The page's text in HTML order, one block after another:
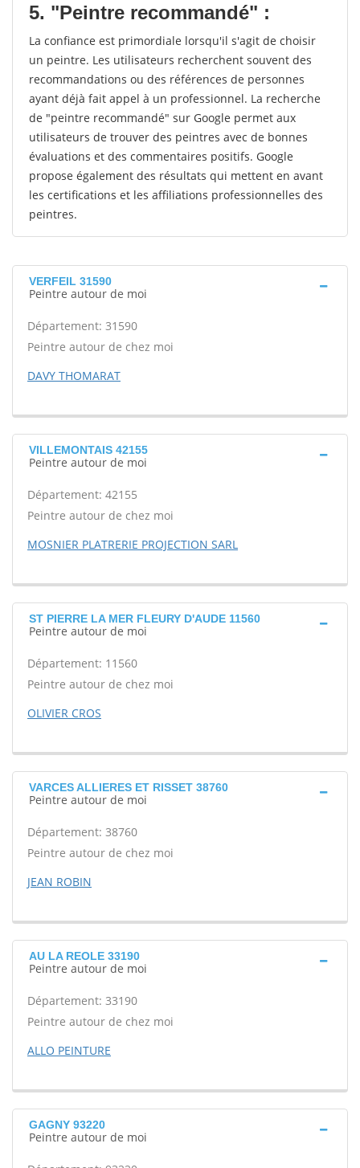
5. "Peintre recommandé" :
La confiance est primordiale lorsqu'il s'agit de choisir
un peintre. Les utilisateurs recherchent souvent des
recommandations ou des références de personnes
ayant déjà fait appel à un professionnel. La recherche
de "peintre recommandé" sur Google permet aux
utilisateurs de trouver des peintres avec de bonnes
évaluations et des commentaires positifs. Google
propose également des résultats qui mettent en avant
les certifications et les affiliations professionnelles des
peintres.
VERFEIL 31590
Peintre autour de moi
Département: 31590
Peintre autour de chez moi
DAVY THOMARAT
VILLEMONTAIS 42155
Peintre autour de moi
Département: 42155
Peintre autour de chez moi
MOSNIER PLATRERIE PROJECTION SARL
ST PIERRE LA MER FLEURY D'AUDE 11560
Peintre autour de moi
Département: 11560
Peintre autour de chez moi
OLIVIER CROS
VARCES ALLIERES ET RISSET 38760
Peintre autour de moi
Département: 38760
Peintre autour de chez moi
JEAN ROBIN
AU LA REOLE 33190
Peintre autour de moi
Département: 33190
Peintre autour de chez moi
ALLO PEINTURE
GAGNY 93220
Peintre autour de moi